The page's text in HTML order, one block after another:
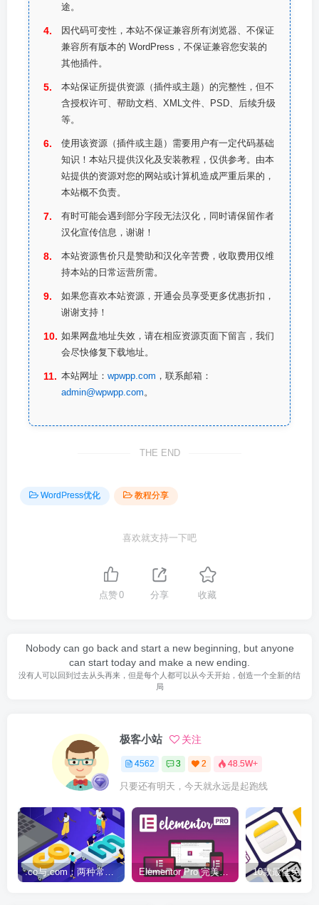
途。
因代码可变性，本站不保证兼容所有浏览器、不保证
兼容所有版本的 WordPress，不保证兼容您安装的
其他插件。
本站保证所提供资源（插件或主题）的完整性，但不
含授权许可、帮助文档、XML文件、PSD、后续升级
等。
使用该资源（插件或主题）需要用户有一定代码基础
知识！本站只提供汉化及安装教程，仅供参考。由本
站提供的资源对您的网站或计算机造成严重后果的，
本站概不负责。
有时可能会遇到部分字段无法汉化，同时请保留作者
汉化宣传信息，谢谢！
本站资源售价只是赞助和汉化辛苦费，收取费用仅维
持本站的日常运营所需。
如果您喜欢本站资源，开通会员享受更多优惠折扣，
谢谢支持！
如果网盘地址失效，请在相应资源页面下留言，我们
会尽快修复下载地址。
本站网址： wpwpp.com ，联系邮箱：
admin@wpwpp.com 。
THE END
WordPress优化 教程分享
喜欢就支持一下吧
点赞0 分享 收藏
Nobody can go back and start a new beginning, but anyone
can start today and make a new ending.
没有人可以回到过去从头再来，但是每个人都可以从今天开始，创造一个全新的结
局
极客小站 关注
4562 3 2 48.5W+
只要还有明天，今天就永远是起跑线
.co与.com：两种常用域名后缀名完全指南 Elementor Pro 完美汉化中文版（含全套模板）|可视化编辑页面自定义设计WordPress插件